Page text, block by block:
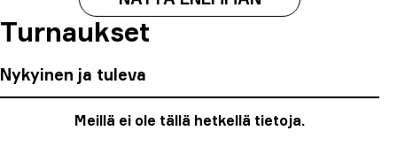
Turnaukset
Nykyinen ja tuleva
Meillä ei ole tällä hetkellä tietoja.